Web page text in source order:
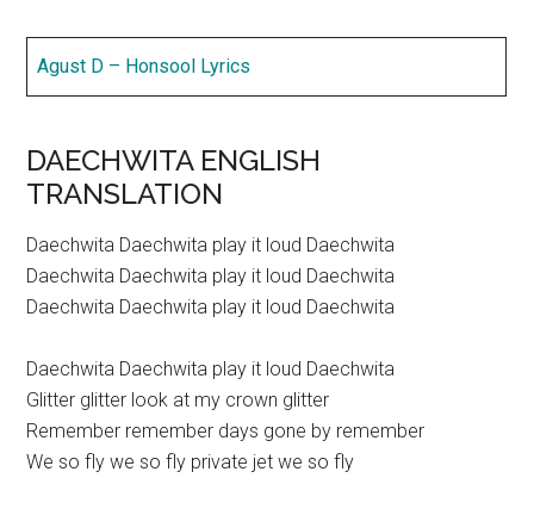
Agust D – Honsool Lyrics
DAECHWITA ENGLISH
TRANSLATION
Daechwita Daechwita play it loud Daechwita
Daechwita Daechwita play it loud Daechwita
Daechwita Daechwita play it loud Daechwita
Daechwita Daechwita play it loud Daechwita
Glitter glitter look at my crown glitter
Remember remember days gone by remember
We so fly we so fly private jet we so fly